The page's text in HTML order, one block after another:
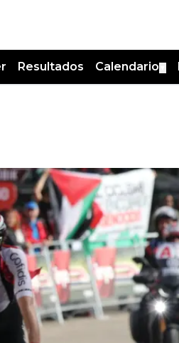
Resultados Calendario